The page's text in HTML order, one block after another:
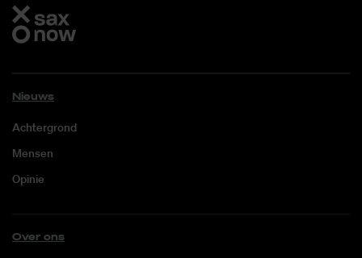
Nieuws
Achtergrond
Mensen
Opinie
Over ons